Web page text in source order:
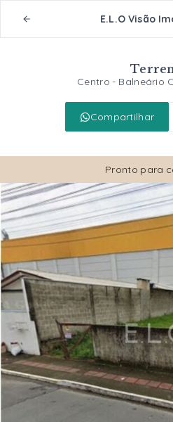
E.L.O Visão
Centro - Balneário
Compartilhar
Pronto para